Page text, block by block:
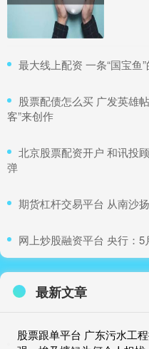
最大线上配资 一条“国宝鱼
股票配债怎么买 广发英雄
客”来创作
北京股票配资开户 和讯投
弹
期货杠杆交易平台 从南沙
网上炒股融资平台 央行：
最新文章
股票跟单平台 广东污水工